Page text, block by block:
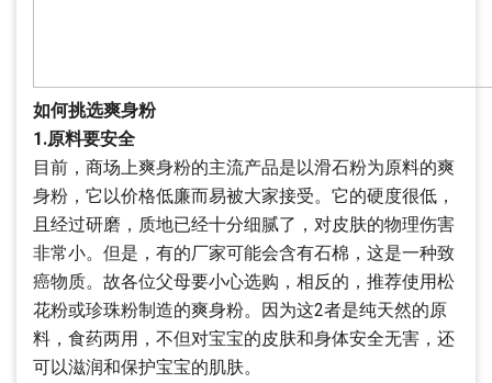
如何挑选爽身粉
1.原料要安全
目前，商场上爽身粉的主流产品是以滑石粉为原料的爽
身粉，它以价格低廉而易被大家接受。它的硬度很低，
且经过研磨，质地已经十分细腻了，对皮肤的物理伤害
非常小。但是，有的厂家可能会含有石棉，这是一种致
癌物质。故各位父母要小心选购，相反的，推荐使用松
花粉或珍珠粉制造的爽身粉。因为这2者是纯天然的原
料，食药两用，不但对宝宝的皮肤和身体安全无害，还
可以滋润和保护宝宝的肌肤。